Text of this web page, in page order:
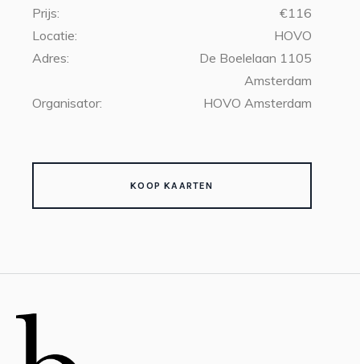
Prijs:
€116
Locatie:
HOVO
Adres:
De Boelelaan 1105
Amsterdam
Organisator:
HOVO Amsterdam
KOOP KAARTEN